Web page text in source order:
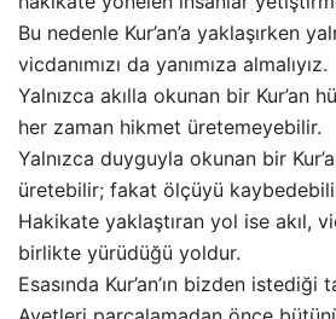
Bu nedenle Kur’an’a yaklaşırken
vicdanımızı da yanımıza almalıyız.
Yalnızca akılla okunan bir Kur’an
her zaman hikmet üretemeyebilir.
Yalnızca duyguyla okunan bir
üretebilir; fakat ölçüyü
Hakikate yaklaştıran yol ise akıl,
birlikte yürüdüğü yoldur.
Esasında Kur’an’ın bizden